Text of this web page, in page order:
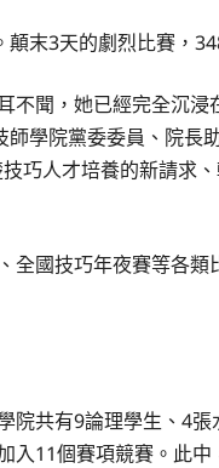
末3天的劇烈比賽，
不聞，她已經完全沉
學院黨委委員、院長
巧人才培養的新請求
全國技巧年夜賽等各
院共有9論理學生、4
入11個賽項競賽。此